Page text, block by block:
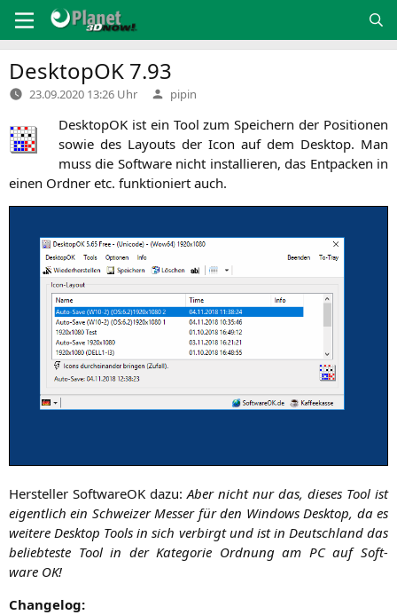
Inhalt
springen
DesktopOK 7.93
23.09.2020 13:26 Uhr Verfasst
von
pipin
Desk­topOK ist ein Tool zum Spei­chern der Posi­tio­nen
sowie des Lay­outs der Icon auf dem Desk­top. Man
muss die Soft­ware nicht instal­lie­ren, das Ent­pa­cken in
einen Ord­ner etc. funk­tio­niert auch.
Her­stel­ler Soft­wareOK dazu: Aber nicht nur das, die­ses Tool ist
eigent­lich ein Schwei­zer Mes­ser für den Win­dows Desk­top, da es
wei­te­re Desk­top Tools in sich ver­birgt und ist in Deutsch­land das
belieb­tes­te Tool in der Kate­go­rie Ord­nung am PCauf Soft­
ware OK!
Chan­ge­log: